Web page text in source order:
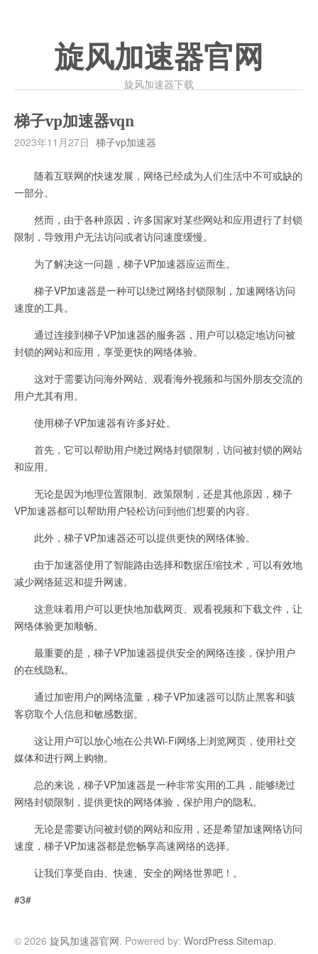
旋风加速器官网
旋风加速器下载
梯子vp加速器vqn
2023年11月27日 梯子vp加速器
随着互联网的快速发展，网络已经成为人们生活中不可或缺的
一部分。
然而，由于各种原因，许多国家对某些网站和应用进行了封锁
限制，导致用户无法访问或者访问速度缓慢。
为了解决这一问题，梯子VP加速器应运而生。
梯子VP加速器是一种可以绕过网络封锁限制，加速网络访问
速度的工具。
通过连接到梯子VP加速器的服务器，用户可以稳定地访问被
封锁的网站和应用，享受更快的网络体验。
这对于需要访问海外网站、观看海外视频和与国外朋友交流的
用户尤其有用。
使用梯子VP加速器有许多好处。
首先，它可以帮助用户绕过网络封锁限制，访问被封锁的网站
和应用。
无论是因为地理位置限制、政策限制，还是其他原因，梯子
VP加速器都可以帮助用户轻松访问到他们想要的内容。
此外，梯子VP加速器还可以提供更快的网络体验。
由于加速器使用了智能路由选择和数据压缩技术，可以有效地
减少网络延迟和提升网速。
这意味着用户可以更快地加载网页、观看视频和下载文件，让
网络体验更加顺畅。
最重要的是，梯子VP加速器提供安全的网络连接，保护用户
的在线隐私。
通过加密用户的网络流量，梯子VP加速器可以防止黑客和骇
客窃取个人信息和敏感数据。
这让用户可以放心地在公共Wi-Fi网络上浏览网页，使用社交
媒体和进行网上购物。
总的来说，梯子VP加速器是一种非常实用的工具，能够绕过
网络封锁限制，提供更快的网络体验，保护用户的隐私。
无论是需要访问被封锁的网站和应用，还是希望加速网络访问
速度，梯子VP加速器都是您畅享高速网络的选择。
让我们享受自由、快速、安全的网络世界吧！。
#3#
© 2026 旋风加速器官网. Powered by: WordPress.Sitemap.